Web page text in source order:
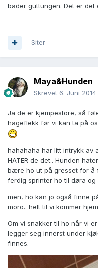
bader guttungen. Det er
Siter
Maya&Hunden
Skrevet 6. Juni 2014
Ja de er kjempestore, så
hageflekk før vi kan ta på
hahahaha har litt intrykk av
HATER de det.. Hunden
bære ho ut på gresset for å
ferdig sprinter ho til døra og
men, ho kan jo også finne
moro.. helt til vi kommer
Om vi snakker til ho når vi
legger seg innerst under
finnes.